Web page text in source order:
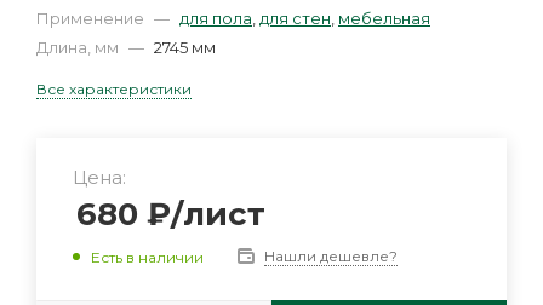
Применение — для пола для стен мебельная
Длина, мм — 2745 мм
Все характеристики
Цена:
680 ₽/лист
Есть в наличии Нашли дешевле?